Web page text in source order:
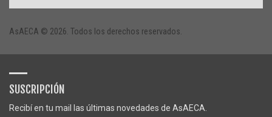
AsAECA © 2026. Todos los derechos reservados.
SUSCRIPCIÓN
Recibí en tu mail las últimas novedades de AsAECA.